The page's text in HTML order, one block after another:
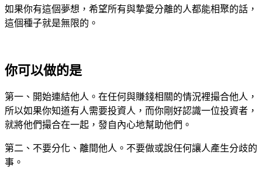
如果你有這個夢想，希望所有與摯愛分離的人都能相聚的話，
這個種子就是無限的。
你可以做的是
第一、開始連結他人。在任何與賺錢相關的情況裡撮合他人，
所以如果你知道有人需要投資人，而你剛好認識一位投資者，
就將他們撮合在一起，發自內心地幫助他們。
第二、不要分化、離間他人。不要做或說任何讓人產生分歧的
事。